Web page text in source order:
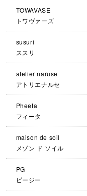
TOWAVASE
トワヴァーズ
susuri
ススリ
atelier naruse
アトリエナルセ
Pheeta
フィータ
maison de soil
メゾン ド ソイル
PG
ピージー